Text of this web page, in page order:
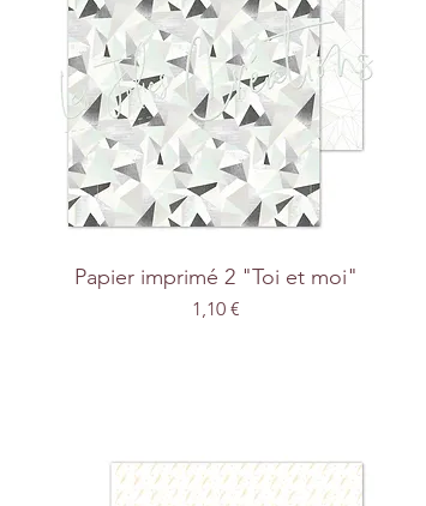
Papier imprimé 2 "Toi et moi"
Prix
1,10 €